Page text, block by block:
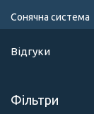
Сонячна система
Відгуки
Фільтри